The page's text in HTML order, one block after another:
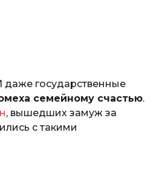
даже государственные
семейному счастью.
, вышедших замуж за
с такими